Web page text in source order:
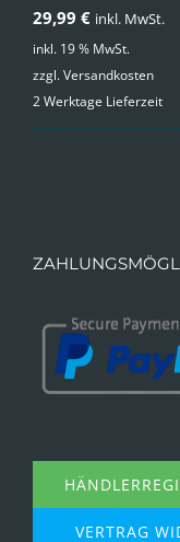
29,99 € inkl. MwSt.
inkl. 19 % MwSt.
zzgl.Versandkosten
2 Werktage Lieferzeit
VERTRAG